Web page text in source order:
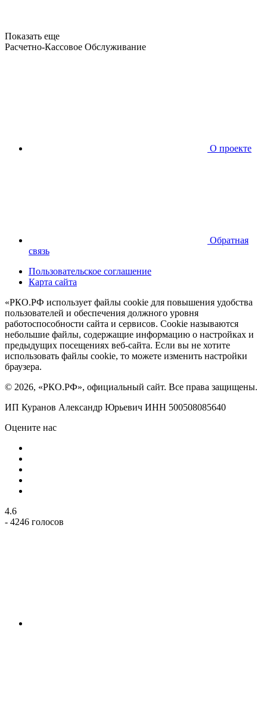
Показать еще
Расчетно-Кассовое Обслуживание
О проекте
Обратная
связь
Пользовательское соглашение
Карта сайта
«РКО.РФ использует файлы cookie для повышения удобства
пользователей и обеспечения должного уровня
работоспособности сайта и сервисов. Cookie называются
небольшие файлы, содержащие информацию о настройках и
предыдущих посещениях веб-сайта. Если вы не хотите
использовать файлы cookie, то можете изменить настройки
браузера.
© 2026, «РКО.РФ», официальный сайт. Все права защищены.
ИП Куранов Александр Юрьевич ИНН 500508085640
Оцените нас
4.6
- 4246 голосов